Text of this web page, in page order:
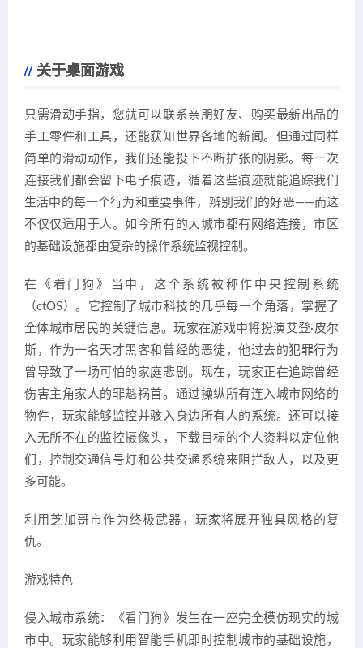
关于桌面游戏
只需滑动手指，您就可以联系亲朋好友、购买最新出品的
手工零件和工具，还能获知世界各地的新闻。但通过同样
简单的滑动动作，我们还能投下不断扩张的阴影。每一次
连接我们都会留下电子痕迹，循着这些痕迹就能追踪我们
生活中的每一个行为和重要事件，辨别我们的好恶——而这
不仅仅适用于人。如今所有的大城市都有网络连接，市区
的基础设施都由复杂的操作系统监视控制。
在《看门狗》当中，这个系统被称作中央控制系统
（ctOS）。它控制了城市科技的几乎每一个角落，掌握了
全体城市居民的关键信息。玩家在游戏中将扮演艾登·皮尔
斯，作为一名天才黑客和曾经的恶徒，他过去的犯罪行为
曾导致了一场可怕的家庭悲剧。现在，玩家正在追踪曾经
伤害主角家人的罪魁祸首。通过操纵所有连入城市网络的
物件，玩家能够监控并骇入身边所有人的系统。还可以接
入无所不在的监控摄像头，下载目标的个人资料以定位他
们，控制交通信号灯和公共交通系统来阻拦敌人，以及更
多可能。
利用芝加哥市作为终极武器，玩家将展开独具风格的复
仇。
游戏特色
侵入城市系统：《看门狗》发生在一座完全模仿现实的城
市中。玩家能够利用智能手机即时控制城市的基础设施，